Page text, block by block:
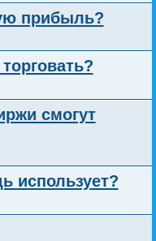
прибыль?
смогут
использует?